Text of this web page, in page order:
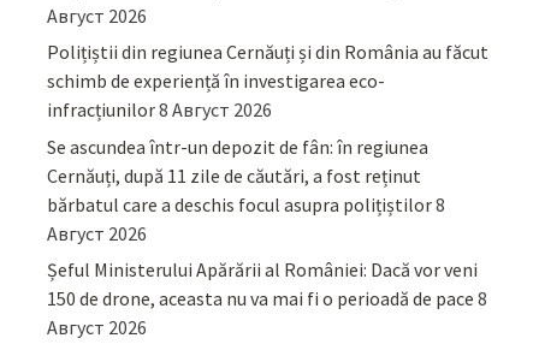
Август 2026
Polițiștii din regiunea Cernăuți și din România au făcut
schimb de experiență în investigarea eco-
infracțiunilor8 Август 2026
Se ascundea într-un depozit de fân: în regiunea
Cernăuți, după 11 zile de căutări, a fost reținut
bărbatul care a deschis focul asupra polițiștilor8
Август 2026
Șeful Ministerului Apărării al României: Dacă vor veni
150 de drone, aceasta nu va mai fi o perioadă de pace 8
Август 2026